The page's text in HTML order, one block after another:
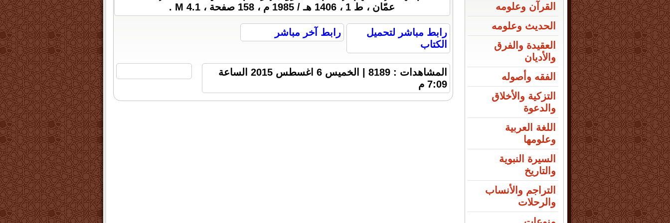
القرآن وعلومه
الحديث وعلومه
العقيدة والفرق
والأديان
الفقه وأصوله
التزكية والأخلاق
والدعوة
اللغة العربية
وعلومها
السيرة النبوية
والتاريخ
التراجم والأنساب
والرحلات
عمّان ، ط 1 ، 1406 هـ / 1985 م ، 158 صفحة ، 4.1 M .
رابط مباشر لتحميل
الكتاب
رابط آخر مباشر
المشاهدات : 8189 | الخميس 6 اغسطس 2015 الساعة
7:09 م